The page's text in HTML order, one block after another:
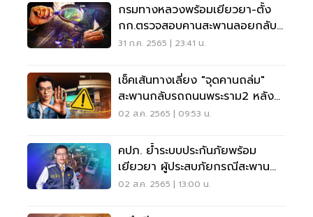
กรมทางหลวงพร้อมเยียวยา-ตั้ง
กก.ตรวจสอบคานสะพานลอยกลับ
รถถนนพระราม 2 ร่วง
31 ก.ค. 2565 | 23:41 น.
เช็คเส้นทางเลี่ยง "จุดคานถล่ม"
สะพานกลับรถถนนพระราม2 หลัง
รถติดหนักมาก
02 ส.ค. 2565 | 09:53 น.
คปภ. ย้ำระบบประกันภัยพร้อม
เยียวยา ผู้ประสบภัยกรณีสะพาน
กลับรถพังย่านพระราม2
02 ส.ค. 2565 | 13:00 น.